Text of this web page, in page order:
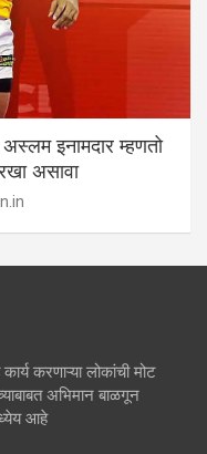
इनामदार म्हणतो
असावा
करणाऱ्या लोकांची मोट
अभिमान बाळगून
आहे